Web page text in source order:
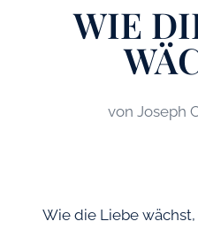
WIE
von Joseph
Wie die Liebe